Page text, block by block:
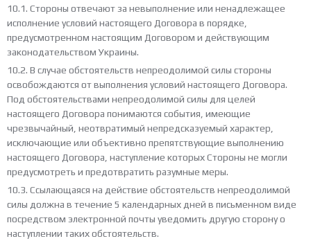
10.1. Стороны отвечают за невыполнение или ненадлежащее
исполнение условий настоящего Договора в порядке,
предусмотренном настоящим Договором и действующим
законодательством Украины.
10.2. В случае обстоятельств непреодолимой силы стороны
освобождаются от выполнения условий настоящего Договора.
Под обстоятельствами непреодолимой силы для целей
настоящего Договора понимаются события, имеющие
чрезвычайный, неотвратимый непредсказуемый характер,
исключающие или объективно препятствующие выполнению
настоящего Договора, наступление которых Стороны не могли
предусмотреть и предотвратить разумные меры.
10.3. Ссылающаяся на действие обстоятельств непреодолимой
силы должна в течение 5 календарных дней в письменном виде
посредством электронной почты уведомить другую сторону о
наступлении таких обстоятельств.